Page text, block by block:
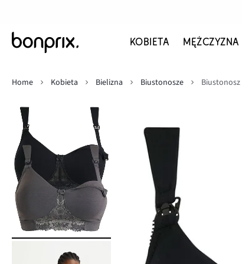
KOBIETA MĘŻCZYZNA
Home
Kobieta Bielizna Biustonosze Biustonosz